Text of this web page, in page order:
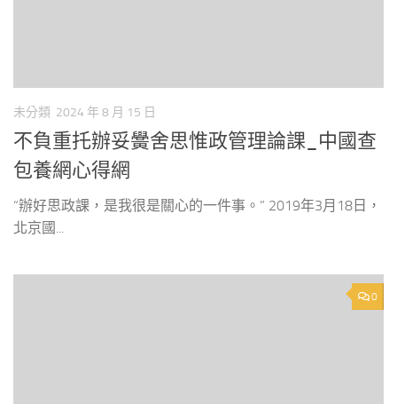
未分類 2024 年 8 月 15 日
不負重托辦妥黌舍思惟政管理論課_中國查
包養網心得網
“辦好思政課，是我很是關心的一件事。” 2019年3月18日，
北京國...
0